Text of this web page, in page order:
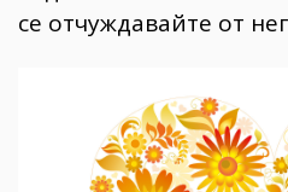
се отчуждавайте от